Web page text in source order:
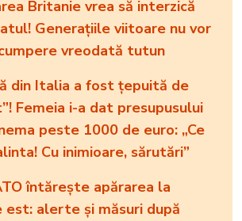
Britanie vrea să interzică
Generațiile viitoare nu vor
vreodată tutun
din Italia a fost țepuită de
Femeia i-a dat presupusului
peste 1000 de euro: „Ce
Cu inimioare, sărutări”
întărește apărarea la
est: alerte și măsuri după